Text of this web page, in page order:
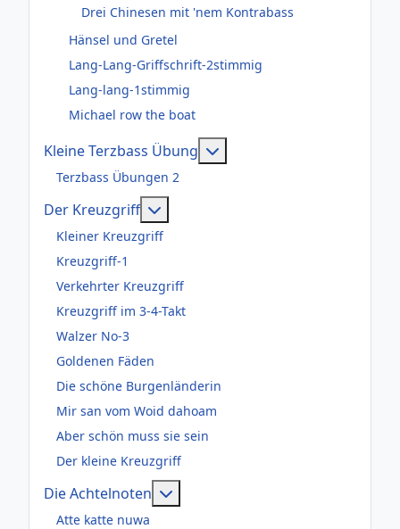
Drei Chinesen mit 'nem Kontrabass
Hänsel und Gretel
Lang-Lang-Griffschrift-2stimmig
Lang-lang-1stimmig
Michael row the boat
Kleine Terzbass Übung
Terzbass Übungen 2
Der Kreuzgriff
Kleiner Kreuzgriff
Kreuzgriff-1
Verkehrter Kreuzgriff
Kreuzgriff im 3-4-Takt
Walzer No-3
Goldenen Fäden
Die schöne Burgenländerin
Mir san vom Woid dahoam
Aber schön muss sie sein
Der kleine Kreuzgriff
Die Achtelnoten
Atte katte nuwa